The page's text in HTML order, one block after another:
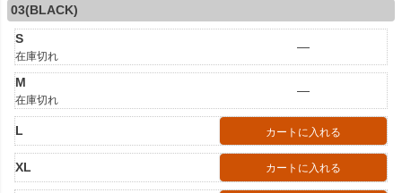
03(BLACK)
S
在庫切れ
—
M
在庫切れ
—
L カートに入れる
XL カートに入れる